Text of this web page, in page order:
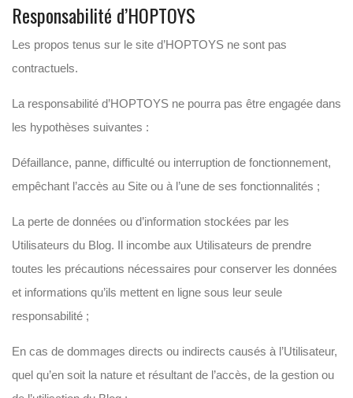
Responsabilité d’HOPTOYS
Les propos tenus sur le site d’HOPTOYS ne sont pas
contractuels.
La responsabilité d’HOPTOYS ne pourra pas être engagée dans
les hypothèses suivantes :
Défaillance, panne, difficulté ou interruption de fonctionnement,
empêchant l’accès au Site ou à l’une de ses fonctionnalités ;
La perte de données ou d’information stockées par les
Utilisateurs du Blog. Il incombe aux Utilisateurs de prendre
toutes les précautions nécessaires pour conserver les données
et informations qu’ils mettent en ligne sous leur seule
responsabilité ;
En cas de dommages directs ou indirects causés à l’Utilisateur,
quel qu’en soit la nature et résultant de l’accès, de la gestion ou